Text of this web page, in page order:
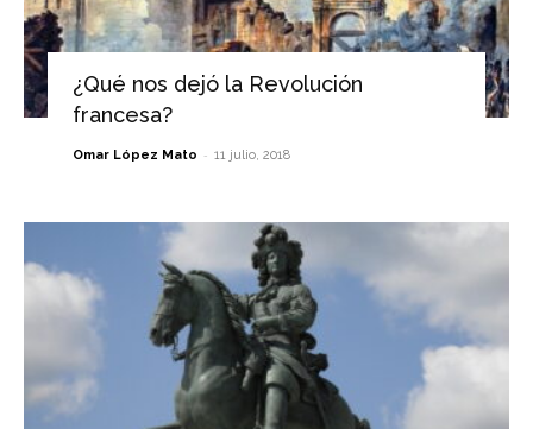
¿Qué nos dejó la Revolución
francesa?
Omar López Mato - 11 julio, 2018